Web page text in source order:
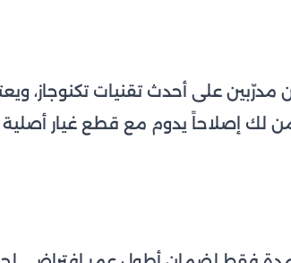
على أحدث تقنيات تكنوجاز،
إصلاحاً يدوم مع قطع غيار أصلية